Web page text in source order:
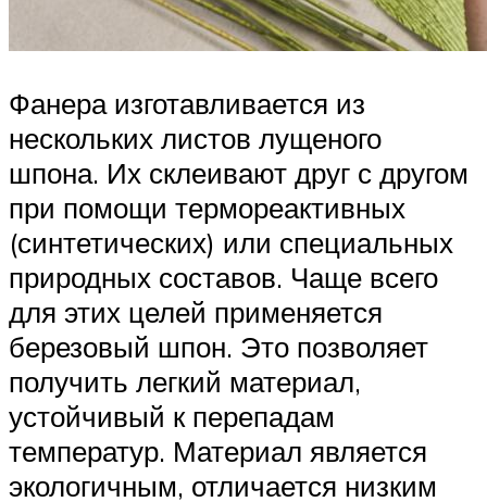
Фанера изготавливается из
нескольких листов лущеного
шпона. Их склеивают друг с другом
при помощи термореактивных
(синтетических) или специальных
природных составов. Чаще всего
для этих целей применяется
березовый шпон. Это позволяет
получить легкий материал,
устойчивый к перепадам
температур. Материал является
экологичным, отличается низким